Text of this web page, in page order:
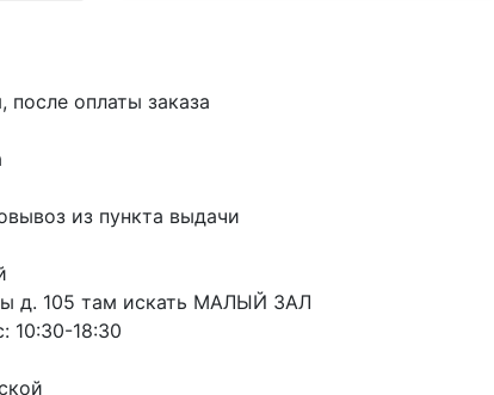
после оплаты заказа
из пункта выдачи
д. 105 там искать МАЛЫЙ ЗАЛ
10:30-18:30